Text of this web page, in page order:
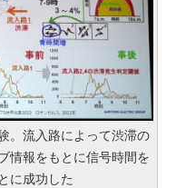
。流入路によって渋滞の
情報をもとに信号時間を
に成功した